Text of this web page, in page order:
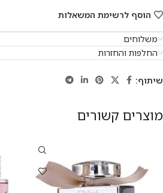
הוסף לרשימת המשאלות
משלוחים
החלפות והחזרות
שיתוף:
מוצרים קשורים